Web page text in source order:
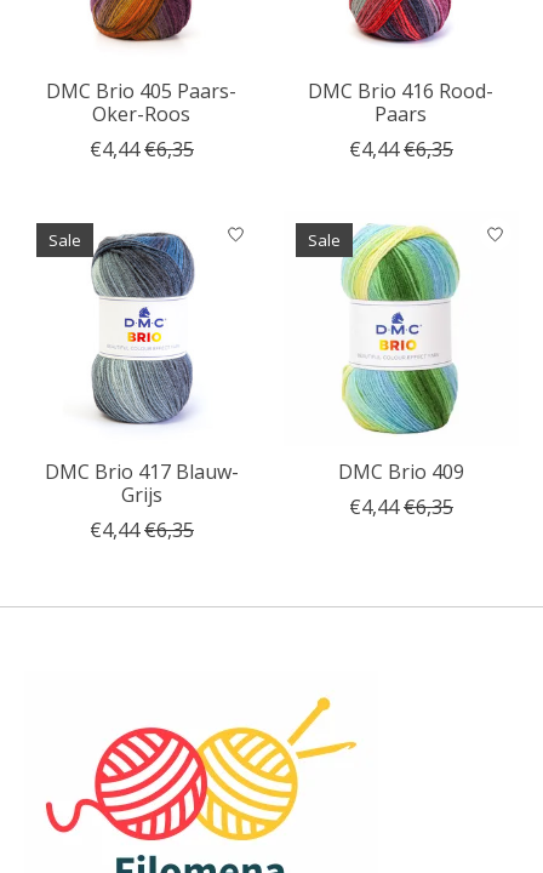
DMC Brio 405 Paars-
Oker-Roos
€4,44€6,35
DMC Brio 416 Rood-
Paars
€4,44€6,35
Sale
DMC Brio 417 Blauw-
Grijs
€4,44€6,35
Sale
DMC Brio 409
€4,44€6,35